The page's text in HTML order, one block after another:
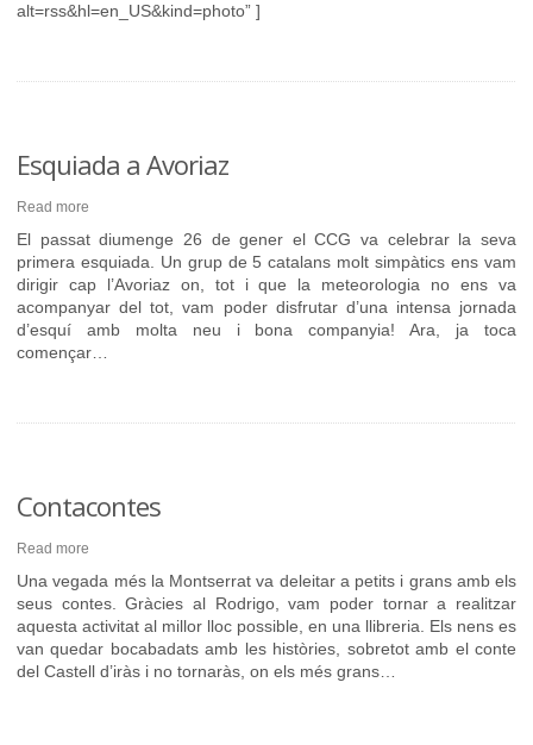
alt=rss&hl=en_US&kind=photo” ]
Esquiada a Avoriaz
Read more
El passat diumenge 26 de gener el CCG va celebrar la seva
primera esquiada. Un grup de 5 catalans molt simpàtics ens vam
dirigir cap l’Avoriaz on, tot i que la meteorologia no ens va
acompanyar del tot, vam poder disfrutar d’una intensa jornada
d’esquí amb molta neu i bona companyia! Ara, ja toca
començar…
Contacontes
Read more
Una vegada més la Montserrat va deleitar a petits i grans amb els
seus contes. Gràcies al Rodrigo, vam poder tornar a realitzar
aquesta activitat al millor lloc possible, en una llibreria. Els nens es
van quedar bocabadats amb les històries, sobretot amb el conte
del Castell d’iràs i no tornaràs, on els més grans…